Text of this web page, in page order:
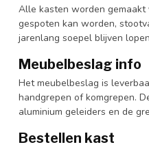
Alle kasten worden
gespoten kan worden,
jarenlang soepel blijven
Meubelbeslag info
Het meubelbeslag is
handgrepen of komgrepen.
aluminium geleiders en de
Bestellen kast